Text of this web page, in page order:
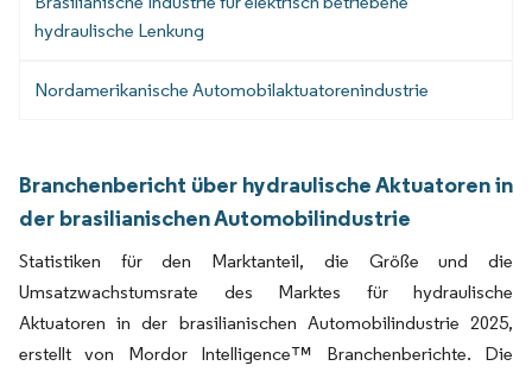
hydraulische Lenkung
Nordamerikanische Automobilaktuatorenindustrie
Branchenbericht über hydraulische Aktuatoren in
der brasilianischen Automobilindustrie
Statistiken für den Marktanteil, die Größe und die
Umsatzwachstumsrate des Marktes für hydraulische
Aktuatoren in der brasilianischen Automobilindustrie 2025,
erstellt von Mordor Intelligence™ Branchenberichte. Die